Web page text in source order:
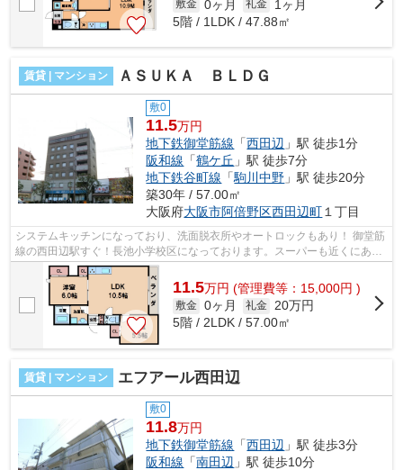
敷金 0ヶ月 礼金
1ヶ月
5階 / 1LDK / 47.88㎡
賃貸 | マンション ＡＳＵＫＡ ＢＬＤＧ
敷0
11.5万円
地下鉄御堂筋線 「西田辺 」駅 徒歩1分
阪和線 「鶴ケ丘 」駅 徒歩7分
地下鉄谷町線 「駒川中野 」駅 徒歩20分
築30年 / 57.00㎡
大阪府大阪市阿倍野区西田辺町 １丁目
システムキッチンになっており、洗面脱衣所やオートロックもあり！ 御堂筋
線の西田辺駅すぐ！長池小学校区になっております。スーパーも近くにあり
ます。 ■□■□■□■□■□■□■□■□■□■□■□■□■...
11.5万円 (管理費等：15,000円 )
敷金 0ヶ月 礼金 20万円
5階 / 2LDK / 57.00㎡
賃貸 | マンション エフアール西田辺
敷0
11.8万円
地下鉄御堂筋線 「西田辺 」駅 徒歩3分
阪和線 「南田辺 」駅 徒歩10分